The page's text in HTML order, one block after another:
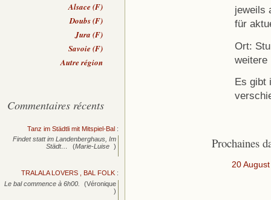
jeweils
für
Ort:
weitere
Es gibt
Prochaines
20
Alsace (F)
Doubs (F)
Jura (F)
Savoie (F)
Autre région
Commentaires récents
Tanz im Städtli mit Mitspiel-Bal :
Findet statt im Landenberghaus, Im
Städt…
(Marie-Luise )
TRALALA LOVERS , BAL FOLK :
Le bal commence à 6h00.
(Véronique
)